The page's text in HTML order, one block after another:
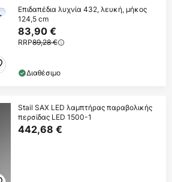
Επιδαπέδια λυχνία 432, λευκή, μήκος
124,5 cm
83,90 €
RRP89,28 €
Διαθέσιμο
Stail SAX LED λαμπτήρας παραβολικής
περσίδας LED 1500-1
442,68 €